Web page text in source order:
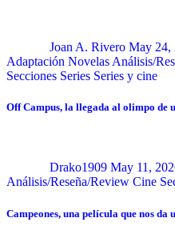
Joan A. Rivero May 24,
Adaptación Novelas Análisis/
Secciones Series Series y cine
Off Campus, la llegada al olimpo de
Drako1909 May 11,
Análisis/Reseña/Review Cine
Campeones, una película que nos da